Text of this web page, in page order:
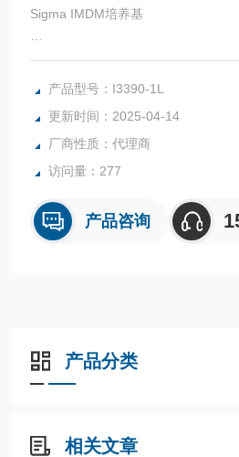
Sigma IMDM培养基
components:phenol red:
产品型号：I3390-1L
更新时间：2025-04-14
厂商性质：代理商
访问量：277
产品咨询
产品分类
相关文章